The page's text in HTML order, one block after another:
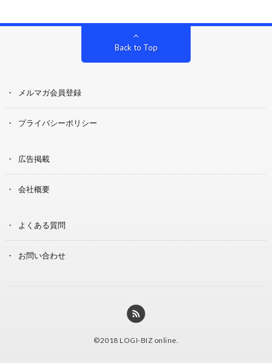
Back to Top
メルマガ会員登録
プライバシーポリシー
広告掲載
会社概要
よくある質問
お問い合わせ
©2018 LOGI-BIZ online.